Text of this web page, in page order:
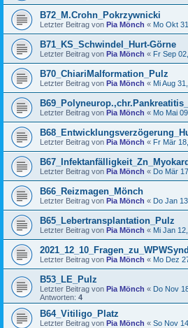
B72_M.Crohn_Pokrzywnicki
Letzter Beitrag von Pia Mönch « Mo Okt
B71_KS_Schwindel_Hurt-Görne
Letzter Beitrag von Pia Mönch « Fr Sep
B70_ChiariMalformation_Pulz
Letzter Beitrag von Pia Mönch « Mi Aug
Letzter Beitrag von Pia Mönch « Mo Mai
Letzter Beitrag von Pia Mönch « Fr Mär
Letzter Beitrag von Pia Mönch « Do Mär
B66_Reizmagen_Mönch
Letzter Beitrag von Pia Mönch « Do Jan
B65_Lebertransplantation_Pulz
Letzter Beitrag von Pia Mönch « Mi Jan
Letzter Beitrag von Pia Mönch « Mo Dez
B53_LE_Pulz
Letzter Beitrag von Pia Mönch « Do Nov
Antworten: 4
B64_Vitiligo_Platz
Letzter Beitrag von Pia Mönch « So Nov